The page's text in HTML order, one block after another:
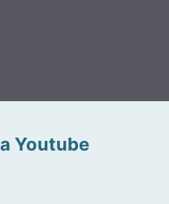
Youtube